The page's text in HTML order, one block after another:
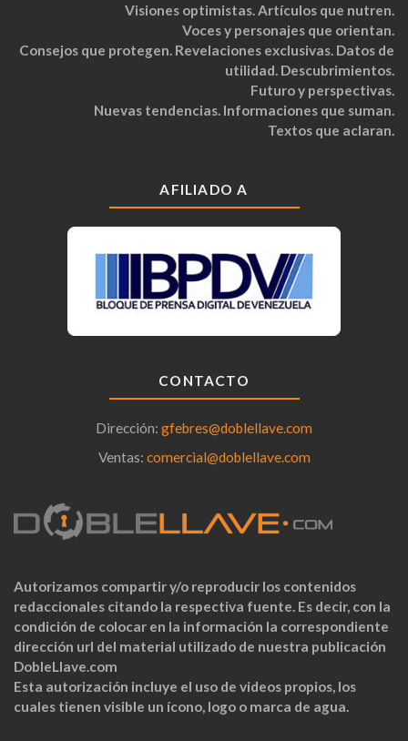
Visiones optimistas. Artículos que nutren.
Voces y personajes que orientan.
Consejos que protegen. Revelaciones exclusivas. Datos de
utilidad. Descubrimientos.
Futuro y perspectivas.
Nuevas tendencias. Informaciones que suman.
Textos que aclaran.
AFILIADO A
CONTACTO
Dirección: gfebres@doblellave.com
Ventas: comercial@doblellave.com
Autorizamos compartir y/o reproducir los contenidos
redaccionales citando la respectiva fuente. Es decir, con la
condición de colocar en la información la correspondiente
dirección url del material utilizado de nuestra publicación
DobleLlave.com
Esta autorización incluye el uso de videos propios, los
cuales tienen visible un ícono, logo o marca de agua.